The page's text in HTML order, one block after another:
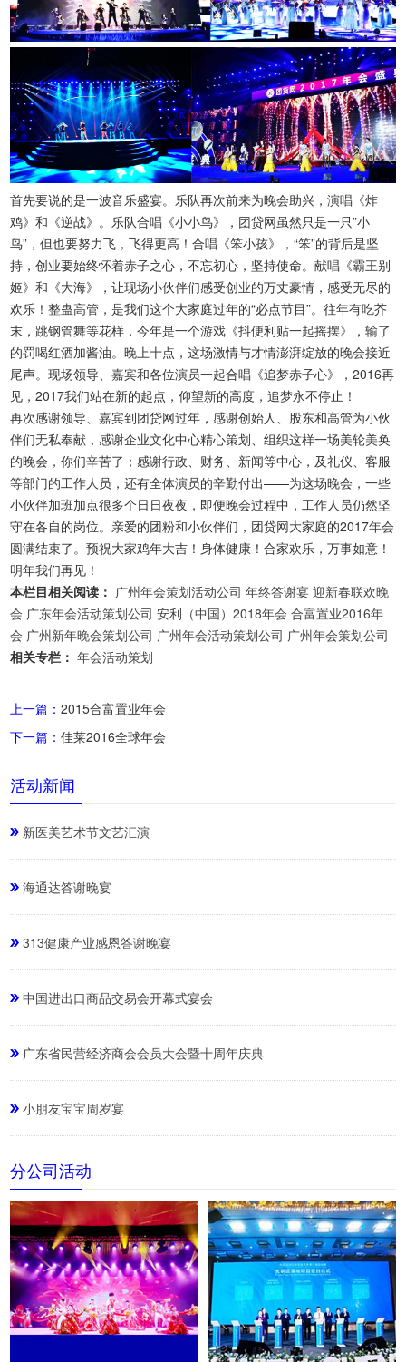
首先要说的是一波音乐盛宴。乐队再次前来为晚会助兴，演唱《炸
鸡》和《逆战》。乐队合唱《小小鸟》，团贷网虽然只是一只”小
鸟”，但也要努力飞，飞得更高！合唱《笨小孩》，“笨”的背后是坚
持，创业要始终怀着赤子之心，不忘初心，坚持使命。献唱《霸王别
姬》和《大海》，让现场小伙伴们感受创业的万丈豪情，感受无尽的
欢乐！整蛊高管，是我们这个大家庭过年的“必点节目”。往年有吃芥
末，跳钢管舞等花样，今年是一个游戏《抖便利贴一起摇摆》，输了
的罚喝红酒加酱油。晚上十点，这场激情与才情澎湃绽放的晚会接近
尾声。现场领导、嘉宾和各位演员一起合唱《追梦赤子心》，2016再
见，2017我们站在新的起点，仰望新的高度，追梦永不停止！
再次感谢领导、嘉宾到团贷网过年，感谢创始人、股东和高管为小伙
伴们无私奉献，感谢企业文化中心精心策划、组织这样一场美轮美奂
的晚会，你们辛苦了；感谢行政、财务、新闻等中心，及礼仪、客服
等部门的工作人员，还有全体演员的辛勤付出——为这场晚会，一些
小伙伴加班加点很多个日日夜夜，即便晚会过程中，工作人员仍然坚
守在各自的岗位。亲爱的团粉和小伙伴们，团贷网大家庭的2017年会
圆满结束了。预祝大家鸡年大吉！身体健康！合家欢乐，万事如意！
明年我们再见！
本栏目相关阅读： 广州年会策划活动公司 年终答谢宴 迎新春联欢晚
会 广东年会活动策划公司 安利（中国）2018年会 合富置业2016年
会 广州新年晚会策划公司 广州年会活动策划公司 广州年会策划公司
相关专栏： 年会活动策划
上一篇：2015合富置业年会
下一篇：佳莱2016全球年会
活动新闻
新医美艺术节文艺汇演
海通达答谢晚宴
313健康产业感恩答谢晚宴
中国进出口商品交易会开幕式宴会
广东省民营经济商会会员大会暨十周年庆典
小朋友宝宝周岁宴
分公司活动